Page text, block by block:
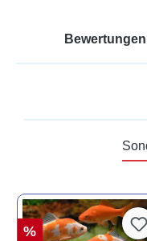
Bewertungen
%